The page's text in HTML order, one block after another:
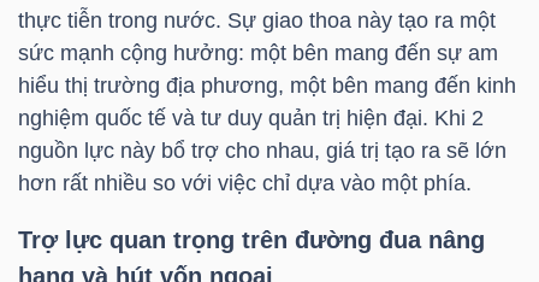
thực tiễn trong nước. Sự giao thoa này tạo ra một
sức mạnh cộng hưởng: một bên mang đến sự am
hiểu thị trường địa phương, một bên mang đến kinh
nghiệm quốc tế và tư duy quản trị hiện đại. Khi 2
nguồn lực này bổ trợ cho nhau, giá trị tạo ra sẽ lớn
hơn rất nhiều so với việc chỉ dựa vào một phía.
Trợ lực quan trọng trên đường đua nâng
hạng và hút vốn ngoại
YẾU
TIÊU
DÙNG
YẾU